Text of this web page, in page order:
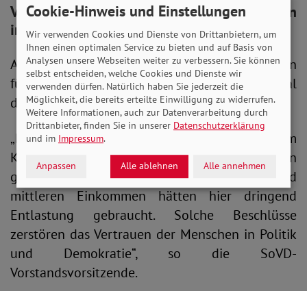
Versprechen zu brechen,zerstört Vertrauen
in Politik
Auch die Entscheidung, die Stromsteuer allein
für die Industrie zu senken, sei ein fatales Signal
der Bundesregierung an die Bürger*innen.
„Damit wird das Versprechen aus dem
Koalitionsvertrag bereits nach wenigen Wochen
gebrochen. Gerade Menschen mit kleinen und
mittleren Einkommen hätten hier dringend
Entlastung gebraucht. Solche Beschlüsse
zerstören das Vertrauen der Menschen in Politik
und Demokratie“, so die SoVD-
Vorstandsvorsitzende.
Cookie-Hinweis und Einstellungen
Wir verwenden Cookies und Dienste von Drittanbietern, um
Ihnen einen optimalen Service zu bieten und auf Basis von
Analysen unsere Webseiten weiter zu verbessern. Sie können
selbst entscheiden, welche Cookies und Dienste wir
verwenden dürfen. Natürlich haben Sie jederzeit die
Möglichkeit, die bereits erteilte Einwilligung zu widerrufen.
Weitere Informationen, auch zur Datenverarbeitung durch
Drittanbieter, finden Sie in unserer Datenschutzerklärung
und im Impressum.
Anpassen Alle ablehnen Alle annehmen